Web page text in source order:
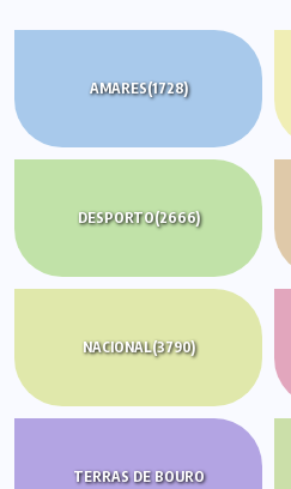
AMARES(1728)
DESPORTO(2666)
NACIONAL(3790)
TERRAS DE BOURO